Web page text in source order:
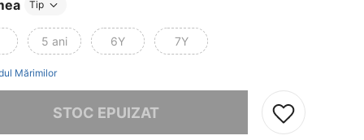
Tip
5 ani 6Y 7Y
Mărimilor
STOC EPUIZAT